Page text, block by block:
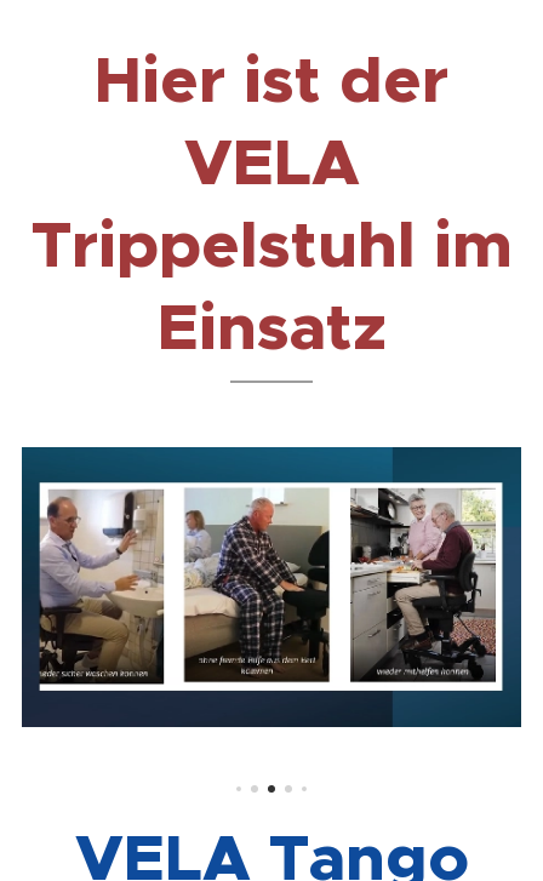
Hier ist der
VELA
Trippelstuhl im
Einsatz
VELA Tango